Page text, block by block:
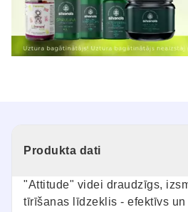
Produkta dati
"Attitude" videi draudzīgs,
tīrīšanas līdzeklis - efektīvs